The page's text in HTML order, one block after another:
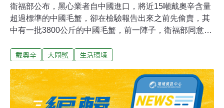
衛福部公布，黑心業者自中國進口，將近15噸戴奧辛含量
超過標準的中國毛蟹，卻在檢驗報告出來之前先偷賣，其
中有一批3800公斤的中國毛蟹，前一陣子，衛福部同意業
候，卻發現減少1400公斤，相關單位要進行調查。苗栗縣
那至於剩下的1400公斤，是否如業者所堅稱還在池塘裡
面，這一部分等我們將池塘的水排清之後，我們會逐一來
盤點釐清真相。」「如果業者真的將這1400公斤的大閘蟹
戴奧辛 大閘蟹 生活環境